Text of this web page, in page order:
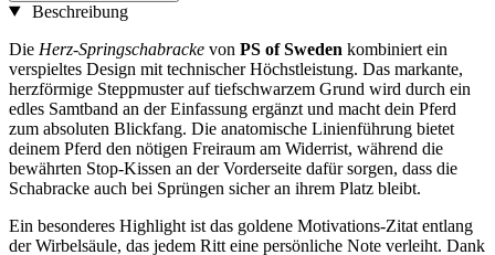
Beschreibung
Die Herz-Springschabracke von PS of Sweden kombiniert ein
verspieltes Design mit technischer Höchstleistung. Das markante,
herzförmige Steppmuster auf tiefschwarzem Grund wird durch ein
edles Samtband an der Einfassung ergänzt und macht dein Pferd
zum absoluten Blickfang. Die anatomische Linienführung bietet
deinem Pferd den nötigen Freiraum am Widerrist, während die
bewährten Stop-Kissen an der Vorderseite dafür sorgen, dass die
Schabracke auch bei Sprüngen sicher an ihrem Platz bleibt.
Ein besonderes Highlight ist das goldene Motivations-Zitat entlang
der Wirbelsäule, das jedem Ritt eine persönliche Note verleiht. Dank